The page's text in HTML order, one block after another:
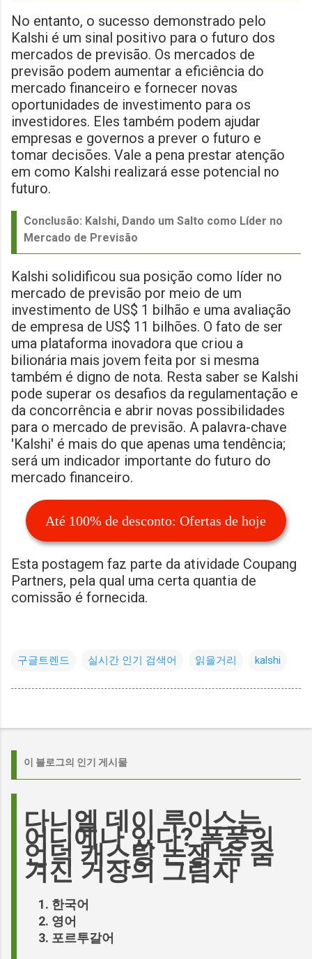
No entanto, o sucesso demonstrado pelo
Kalshi é um sinal positivo para o futuro dos
mercados de previsão. Os mercados de
previsão podem aumentar a eficiência do
mercado financeiro e fornecer novas
oportunidades de investimento para os
investidores. Eles também podem ajudar
empresas e governos a prever o futuro e
tomar decisões. Vale a pena prestar atenção
em como Kalshi realizará esse potencial no
futuro.
Conclusão: Kalshi, Dando um Salto como Líder no
Mercado de Previsão
Kalshi solidificou sua posição como líder no
mercado de previsão por meio de um
investimento de US$ 1 bilhão e uma avaliação
de empresa de US$ 11 bilhões. O fato de ser
uma plataforma inovadora que criou a
bilionária mais jovem feita por si mesma
também é digno de nota. Resta saber se Kalshi
pode superar os desafios da regulamentação e
da concorrência e abrir novas possibilidades
para o mercado de previsão. A palavra-chave
'Kalshi' é mais do que apenas uma tendência;
será um indicador importante do futuro do
mercado financeiro.
Até 100% de desconto: Ofertas de hoje
Esta postagem faz parte da atividade Coupang
Partners, pela qual uma certa quantia de
comissão é fornecida.
구글트렌드 실시간 인기 검색어 읽을거리 kalshi
이 블로그의 인기 게시물
다니엘 데이 루이스는
어디에나 있다? 폭풍의
언덕 캐스팅 논쟁 속 숨
겨진 거장의 그림자
한국어
영어
포르투갈어